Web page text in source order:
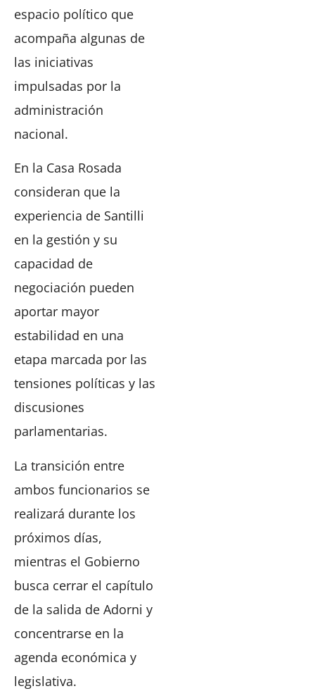
espacio político que
acompaña algunas de
las iniciativas
impulsadas por la
administración
nacional.
En la Casa Rosada
consideran que la
experiencia de Santilli
en la gestión y su
capacidad de
negociación pueden
aportar mayor
estabilidad en una
etapa marcada por las
tensiones políticas y las
discusiones
parlamentarias.
La transición entre
ambos funcionarios se
realizará durante los
próximos días,
mientras el Gobierno
busca cerrar el capítulo
de la salida de Adorni y
concentrarse en la
agenda económica y
legislativa.